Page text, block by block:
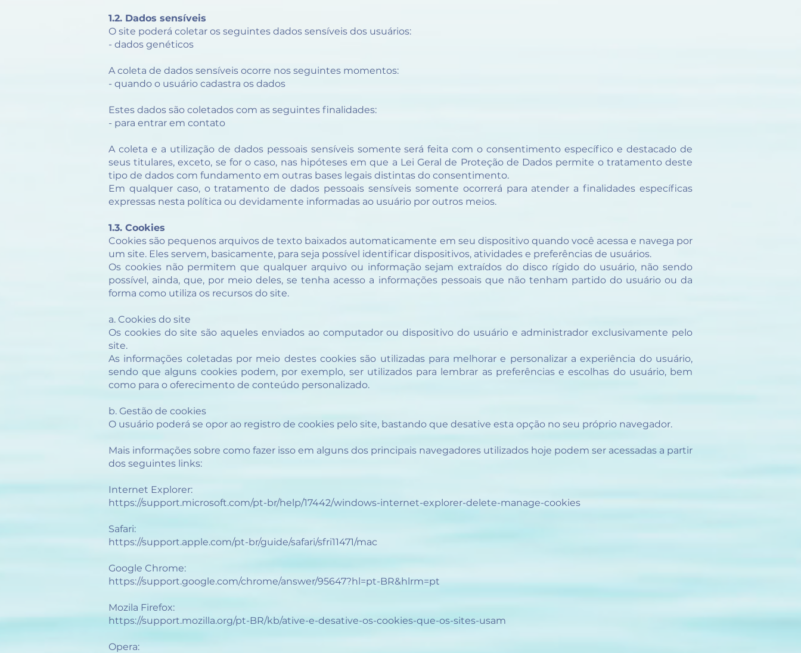
1.2. Dados sensíveis
O site poderá coletar os seguintes dados sensíveis dos usuários:
- dados genéticos
A coleta de dados sensíveis ocorre nos seguintes momentos:
- quando o usuário cadastra os dados
Estes dados são coletados com as seguintes finalidades:
- para entrar em contato
A coleta e a utilização de dados pessoais sensíveis somente será feita com o consentimento específico e destacado de
seus titulares, exceto, se for o caso, nas hipóteses em que a Lei Geral de Proteção de Dados permite o tratamento deste
tipo de dados com fundamento em outras bases legais distintas do consentimento.
Em qualquer caso, o tratamento de dados pessoais sensíveis somente ocorrerá para atender a finalidades específicas
expressas nesta política ou devidamente informadas ao usuário por outros meios.
1.3. Cookies
Cookies são pequenos arquivos de texto baixados automaticamente em seu dispositivo quando você acessa e navega por
um site. Eles servem, basicamente, para seja possível identificar dispositivos, atividades e preferências de usuários.
Os cookies não permitem que qualquer arquivo ou informação sejam extraídos do disco rígido do usuário, não sendo
possível, ainda, que, por meio deles, se tenha acesso a informações pessoais que não tenham partido do usuário ou da
forma como utiliza os recursos do site.
a. Cookies do site
Os cookies do site são aqueles enviados ao computador ou dispositivo do usuário e administrador exclusivamente pelo
site.
As informações coletadas por meio destes cookies são utilizadas para melhorar e personalizar a experiência do usuário,
sendo que alguns cookies podem, por exemplo, ser utilizados para lembrar as preferências e escolhas do usuário, bem
como para o oferecimento de conteúdo personalizado.
b. Gestão de cookies
O usuário poderá se opor ao registro de cookies pelo site, bastando que desative esta opção no seu próprio navegador.
Mais informações sobre como fazer isso em alguns dos principais navegadores utilizados hoje podem ser acessadas a partir
dos seguintes links:
Internet Explorer:
https://support.microsoft.com/pt-br/help/17442/windows-internet-explorer-delete-manage-cookies
Safari:
https://support.apple.com/pt-br/guide/safari/sfri11471/mac
Google Chrome:
https://support.google.com/chrome/answer/95647?hl=pt-BR&hlrm=pt
Mozila Firefox:
https://support.mozilla.org/pt-BR/kb/ative-e-desative-os-cookies-que-os-sites-usam
Opera: